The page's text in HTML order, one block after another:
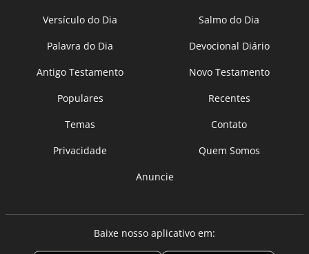
Versículo do Dia
Salmo do Dia
Palavra do Dia
Devocional Diário
Antigo Testamento
Novo Testamento
Populares
Recentes
Temas
Contato
Privacidade
Quem Somos
Anuncie
Baixe nosso aplicativo em: